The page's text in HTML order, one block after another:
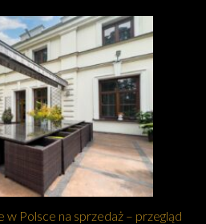
w Polsce na sprzedaż – przegląd